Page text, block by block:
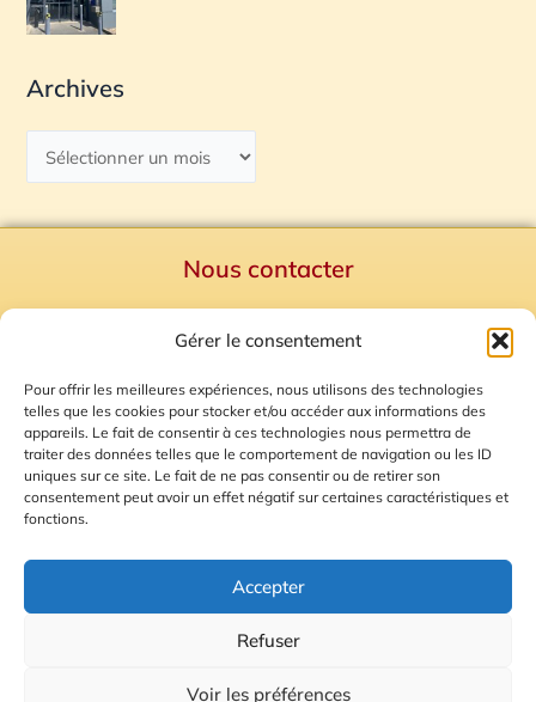
Gérer le consentement
Pour offrir les meilleures expériences, nous utilisons des technologies
telles que les cookies pour stocker et/ou accéder aux informations des
appareils. Le fait de consentir à ces technologies nous permettra de
traiter des données telles que le comportement de navigation ou les ID
uniques sur ce site. Le fait de ne pas consentir ou de retirer son
consentement peut avoir un effet négatif sur certaines caractéristiques et
fonctions.
Accepter
Refuser
Voir les préférences
Archives
Nous contacter
Mentions Légales
Plan du site
Gestion des Cookies
© 2026 Radio Calade